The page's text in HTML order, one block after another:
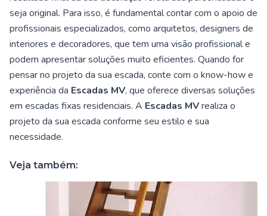
seja original. Para isso, é fundamental contar com o apoio de
profissionais especializados, como arquitetos, designers de
interiores e decoradores, que tem uma visão profissional e
podem apresentar soluções muito eficientes. Quando for
pensar no projeto da sua escada, conte com o know-how e
experiência da Escadas MV, que oferece diversas soluções
em escadas fixas residenciais. A Escadas MVrealiza o
projeto da sua escada conforme seu estilo e sua
necessidade.
Veja também: